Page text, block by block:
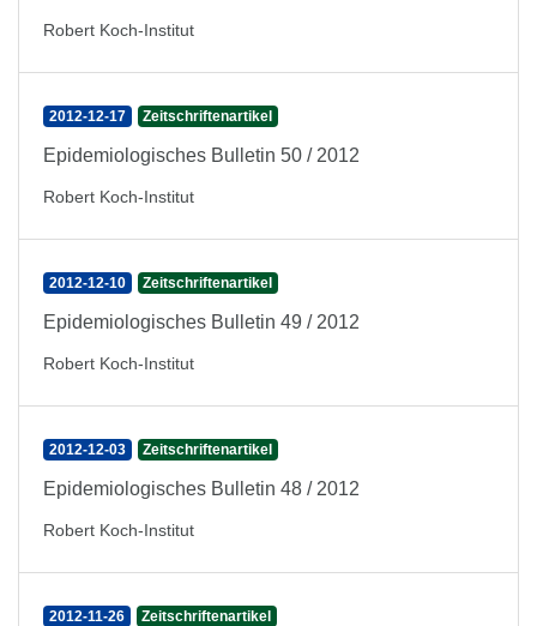
Robert Koch-Institut
2012-12-17 Zeitschriftenartikel
Epidemiologisches Bulletin 50 / 2012
Robert Koch-Institut
2012-12-10 Zeitschriftenartikel
Epidemiologisches Bulletin 49 / 2012
Robert Koch-Institut
2012-12-03 Zeitschriftenartikel
Epidemiologisches Bulletin 48 / 2012
Robert Koch-Institut
2012-11-26 Zeitschriftenartikel